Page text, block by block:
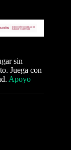
sin
Juega con
Apoyo